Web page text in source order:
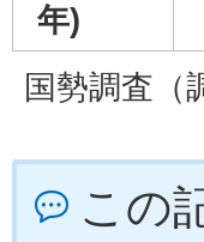
年)
国勢調査（
この